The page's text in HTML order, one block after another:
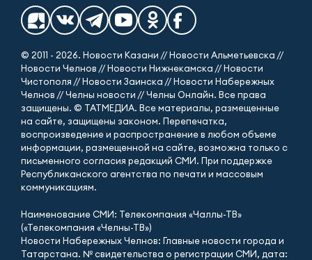
© 2011 - 2026. Новости Казани // Новости Альметьевска //
Новости Челнов // Новости Нижнекамска // Новости
Чистополя // Новости Заинска // Новости Набережных
Челнов // Челны новости // Челны Онлайн. Все права
защищены. © ТАТМЕДИА. Все материалы, размещенные
на сайте, защищены законом. Перепечатка,
воспроизведение и распространение в любом объеме
информации, размещенной на сайте, возможна только с
письменного согласия редакций СМИ. При поддержке
Республиканского агентства по печати и массовым
коммуникациям.
Наименование СМИ: Телекомпания «Чаллы-ТВ»
(«Телекомпания «Челны-ТВ»)
Новости Набережных Челнов: Главные новости города и
Татарстана. № свидетельства о регистрации СМИ, дата: